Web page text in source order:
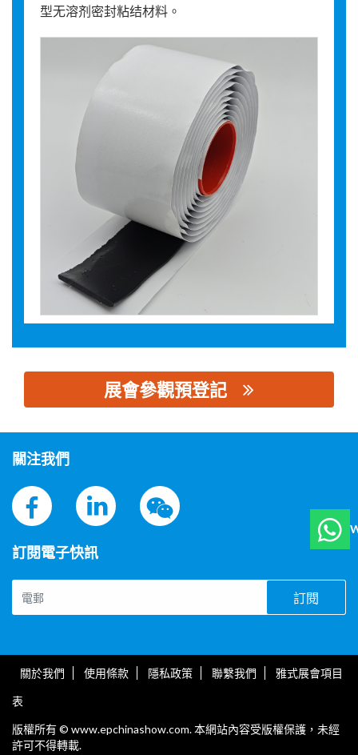
型无溶剂密封粘结材料。
展會參觀預登記
關注我們
訂閱電子快訊
訂閱
關於我們 使用條款 隱私政策 聯繫我們 雅式展會項目
表
版權所有 © www.epchinashow.com. 本網站內容受版權保護，未經
許可不得轉載.